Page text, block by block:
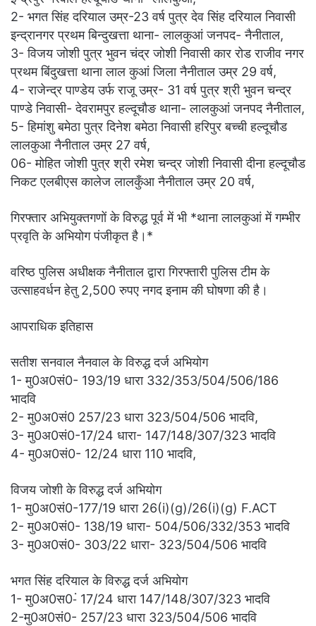
2- भगत सिंह दरियाल उम्र-23 वर्ष पुत्र देव सिंह दरियाल निवासी
इन्द्रानगर प्रथम बिन्दुखत्ता थाना- लालकुआं जनपद- नैनीताल,
3- विजय जोशी पुत्र भुवन चंद्र जोशी निवासी कार रोड राजीव नगर
प्रथम बिंदुखत्ता थाना लाल कुआं जिला नैनीताल उम्र 29 वर्ष,
4- राजेन्द्र पाण्डेय उर्फ राजू उम्र- 31 वर्ष पुत्र श्री भुवन चन्द्र
पाण्डे निवासी- देवरामपुर हल्दूचौङ थाना- लालकुआं जनपद नैनीताल,
5- हिमांशु बमेठा पुत्र दिनेश बमेठा निवासी हरिपुर बच्ची हल्दूचौड
लालकुआ नैनीताल उम्र 27 वर्ष,
06- मोहित जोशी पुत्र श्री रमेश चन्द्र जोशी निवासी दीना हल्दूचौड
निकट एलबीएस कालेज लालकुँआ नैनीताल उम्र 20 वर्ष,
गिरफ्तार अभियुक्तगणों के विरुद्ध पूर्व में भी *थाना लालकुआं में गम्भीर
प्रवृति के अभियोग पंजीकृत है।*
वरिष्ठ पुलिस अधीक्षक नैनीताल द्वारा गिरफ्तारी पुलिस टीम के
उत्साहवर्धन हेतु 2,500 रुपए नगद इनाम की घोषणा की है।
आपराधिक इतिहास
सतीश सनवाल नैनवाल के विरुद्ध दर्ज अभियोग
1- मु0अ0सं0- 193/19 धारा 332/353/504/506/186
भादवि
2- मु0अ0सं0 257/23 धारा 323/504/506 भादवि,
3- मु0अ0सं0-17/24 धारा- 147/148/307/323 भादवि
4- मु0अ0सं0- 12/24 धारा 110 भादवि,
विजय जोशी के विरुद्ध दर्ज अभियोग
1- मु0अ0सं0-177/19 धारा 26(i)(g)/26(i)(g) F.ACT
2- मु0अ0सं0- 138/19 धारा- 504/506/332/353 भादवि
3- मु0अ0सं0- 303/22 धारा- 323/504/506 भादवि
भगत सिंह दरियाल के विरुद्ध दर्ज अभियोग
1- मु0अ0स0-ं 17/24 धारा 147/148/307/323 भादवि
2-मु0अ0सं0- 257/23 धारा 323/504/506 भादवि